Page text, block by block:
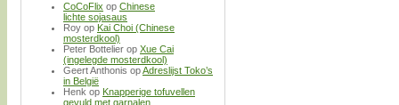
CoCoFlix op Chinese
lichte sojasaus
Roy op Kai Choi (Chinese
mosterdkool)
Peter Bottelier op Xue Cai
(ingelegde mosterdkool)
Geert Anthonis opAdreslijst Toko’s
in België
Henk op Knapperige tofuvellen
gevuld met garnalen